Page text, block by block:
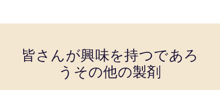
皆さんが興味を持つであろ
うその他の製剤